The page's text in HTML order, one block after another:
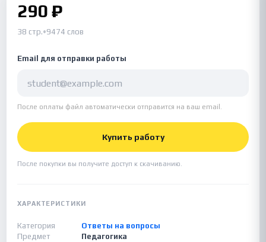
290 ₽
38 стр.•9474 слов
Email для отправки работы
После оплаты файл автоматически отправится на ваш email.
Купить работу
После покупки вы получите доступ к скачиванию.
ХАРАКТЕРИСТИКИ
Категория
Ответы на вопросы
Предмет
Педагогика